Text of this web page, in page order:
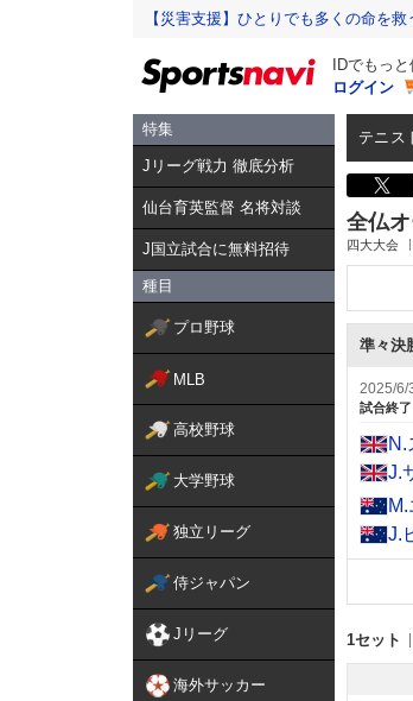
【災害支援】ひとりでも多くの命を
IDでもっ
ログイン
特集
Jリーグ戦力 徹底分析
仙台育英監督 名将対談
J国立試合に無料招待
種目
プロ野球
MLB
高校野球
大学野球
独立リーグ
侍ジャパン
Jリーグ
海外サッカー
テニス
全仏
四大大会
準々決
2025/6/
試合終了
N.
J.
J.
1セット